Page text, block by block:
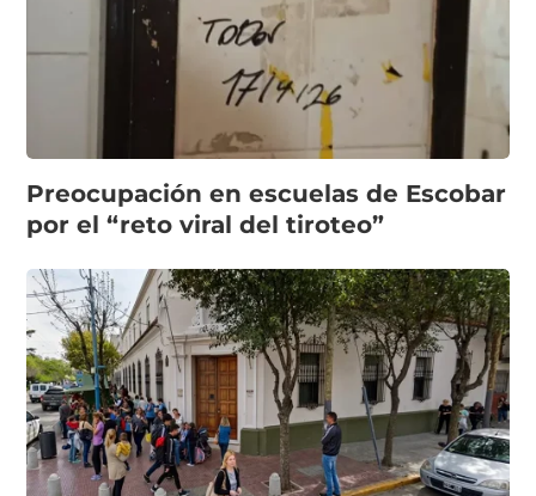
Preocupación en escuelas de Escobar
por el “reto viral del tiroteo”